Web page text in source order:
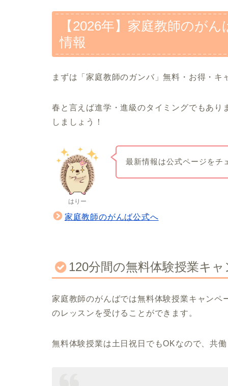
【2026年】家庭教師のが
情報
まずは「家庭教師のガンバ」無料・お得・キ
春と言えば進学・進級のタイミングでもあり
しましょう！
はりー
最新情報は公式ページをチ
家庭教師のがんば公式へ
120分間の無料体験授業キャ
家庭教師のがんばでは無料体験授業キャン
のレッスンを受けることができます。
無料体験授業は土日祝日でもOKなので、共